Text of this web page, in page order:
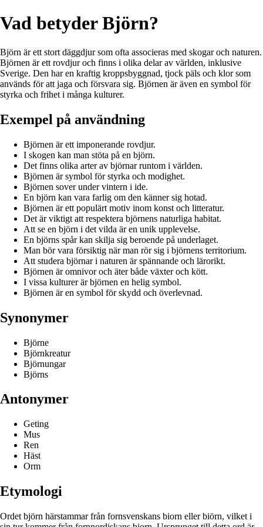
Vad betyder Björn?
Björn är ett stort däggdjur som ofta associeras med skogar och naturen.
Björnen är ett rovdjur och finns i olika delar av världen, inklusive
Sverige. Den har en kraftig kroppsbyggnad, tjock päls och klor som
används för att jaga och försvara sig. Björnen är även en symbol för
styrka och frihet i många kulturer.
Exempel på användning
Björnen är ett imponerande rovdjur.
I skogen kan man stöta på en björn.
Det finns olika arter av björnar runtom i världen.
Björnen är symbol för styrka och modighet.
Björnen sover under vintern i ide.
En björn kan vara farlig om den känner sig hotad.
Björnen är ett populärt motiv inom konst och litteratur.
Det är viktigt att respektera björnens naturliga habitat.
Att se en björn i det vilda är en unik upplevelse.
En björns spår kan skilja sig beroende på underlaget.
Man bör vara försiktig när man rör sig i björnens territorium.
Att studera björnar i naturen är spännande och lärorikt.
Björnen är omnivor och äter både växter och kött.
I vissa kulturer är björnen en helig symbol.
Björnen är en symbol för skydd och överlevnad.
Synonymer
Björne
Björnkreatur
Björnungar
Björns
Antonymer
Geting
Mus
Ren
Häst
Orm
Etymologi
Ordet björn härstammar från fornsvenskans biorn eller biörn, vilket i